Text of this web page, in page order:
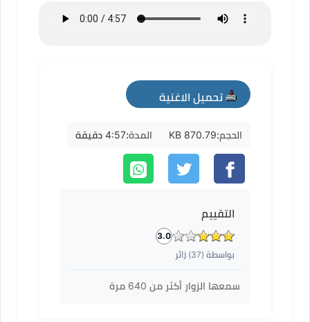
تحميل الاغنية
mp3
الحجم:870.79 KB المدة:4:57 دقيقة
التقييم
3.0
بواسطة (37) زائر
سمعها الزوار أكثر من 640 مرة